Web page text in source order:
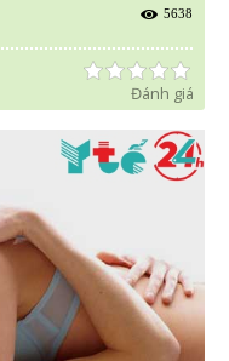
5638
Đánh giá